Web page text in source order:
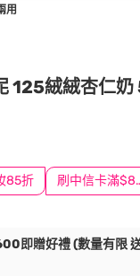
用
125絨絨杏仁
85折 刷中信
即贈好禮 (數量有限